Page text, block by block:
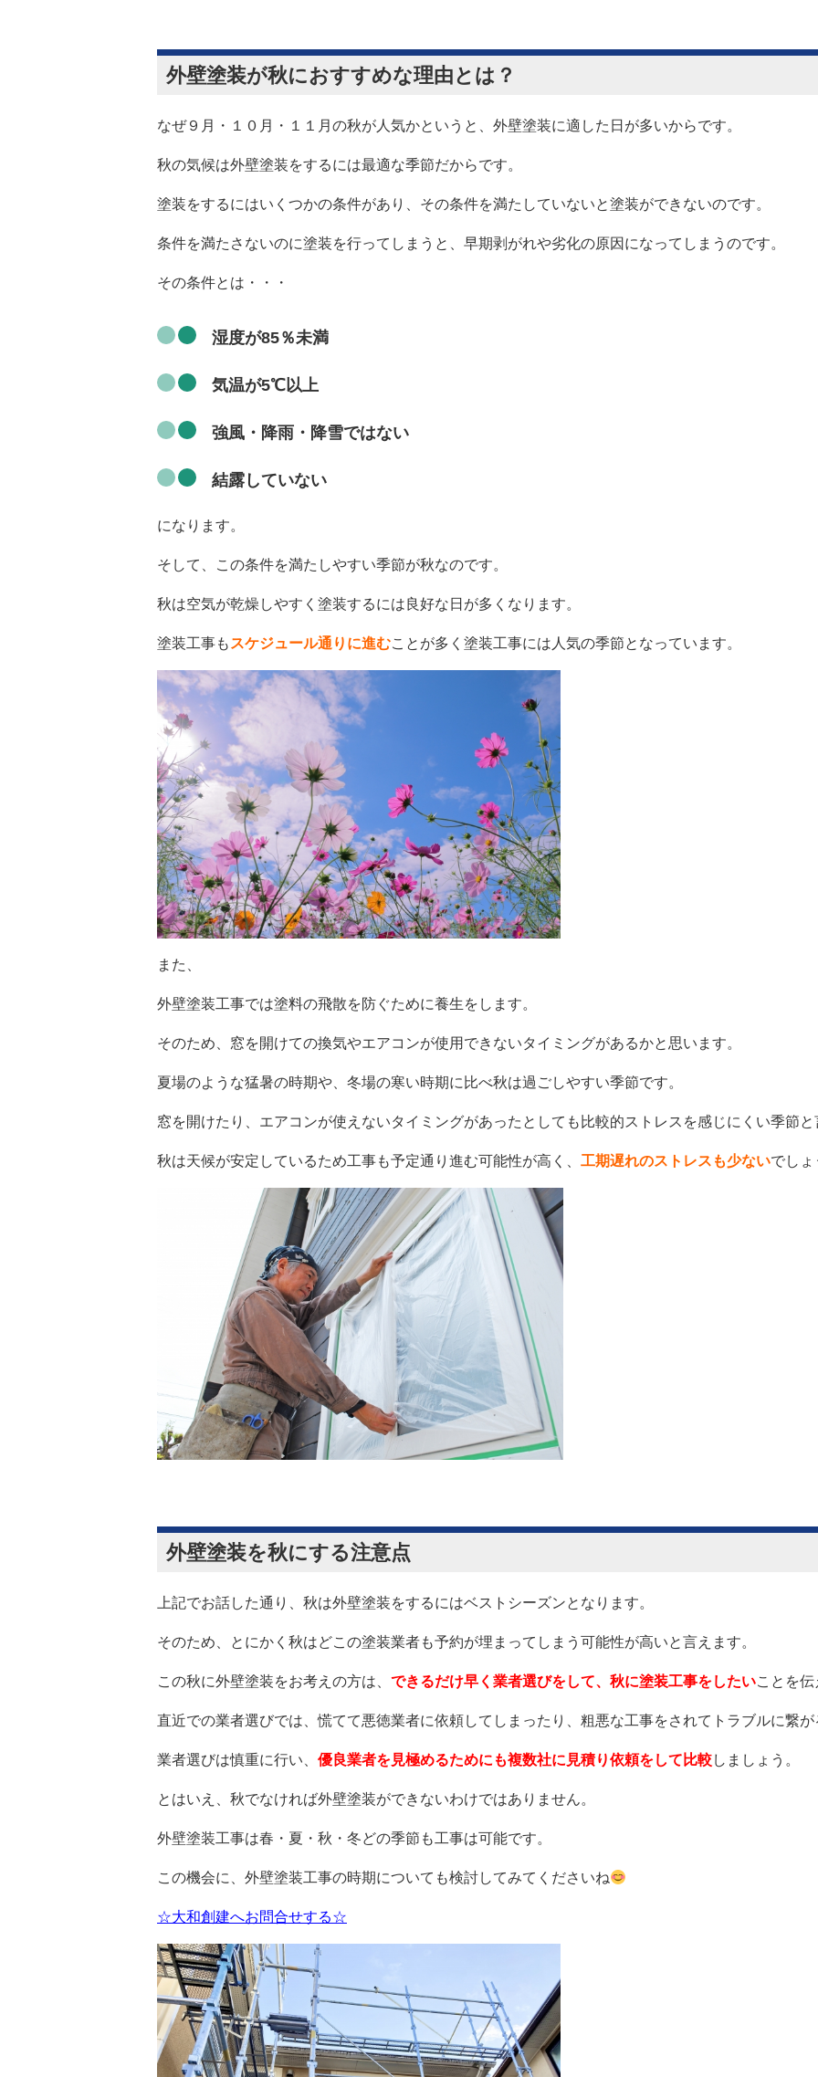
外壁塗装が秋におすすめな理由とは？
なぜ９月・１０月・１１月の秋が人気かというと、外壁塗装に適した日が多いからです。
秋の気候は外壁塗装をするには最適な季節だからです。
塗装をするにはいくつかの条件があり、その条件を満たしていないと塗装ができないのです。
条件を満たさないのに塗装を行ってしまうと、早期剥がれや劣化の原因になってしまうのです。
その条件とは・・・
湿度が85％未満
気温が5℃以上
強風・降雨・降雪ではない
結露していない
になります。
そして、この条件を満たしやすい季節が秋なのです。
秋は空気が乾燥しやすく塗装するには良好な日が多くなります。
塗装工事も スケジュール通りに進むことが多く塗装工事には人気の季節となっています。
また、
外壁塗装工事では塗料の飛散を防ぐために養生をします。
そのため、窓を開けての換気やエアコンが使用できないタイミングがあるかと思います。
夏場のような猛暑の時期や、冬場の寒い時期に比べ秋は過ごしやすい季節です。
窓を開けたり、エアコンが使えないタイミングがあったとしても比較的ストレスを感じにくい季節と
秋は天候が安定しているため工事も予定通り進む可能性が高く、 工期遅れのストレスも少ないでしょ
外壁塗装を秋にする注意点
上記でお話した通り、秋は外壁塗装をするにはベストシーズンとなります。
そのため、とにかく秋はどこの塗装業者も予約が埋まってしまう可能性が高いと言えます。
この秋に外壁塗装をお考えの方は、 できるだけ早く業者選びをして、秋に塗装工事をしたいことを伝
直近での業者選びでは、慌てて悪徳業者に依頼してしまったり、粗悪な工事をされてトラブルに繋が
業者選びは慎重に行い、 優良業者を見極めるためにも複数社に見積り依頼をして比較しましょう。
とはいえ、秋でなければ外壁塗装ができないわけではありません。
外壁塗装工事は春・夏・秋・冬どの季節も工事は可能です。
この機会に、外壁塗装工事の時期についても検討してみてくださいね
☆大和創建へお問合せする☆